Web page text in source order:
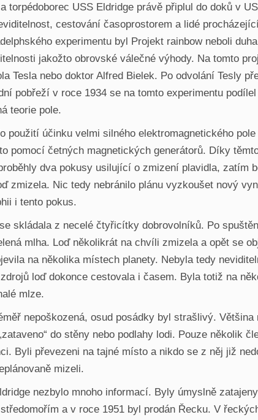
torpédoborec USS Eldridge právě připlul do doků v
cestování časoprostorem a lidé
experimentu byl Projekt rainbow neboli
jakožto obrovské válečné výhody. Na tomto
Tesla nebo doktor Alfred Bielek. Po odvolání Tesly
pobřeží v roce 1934 se na tomto experimentu
teorie pole.
použití účinku velmi silného elektromagnetického
pomocí četných magnetických generátorů. Díky
dva pokusy usilující o zmizení plavidla, zatím
zmizela. Nic tedy nebránilo plánu vyzkoušet nový
i tento pokus.
skládala z necelé čtyřicítky dobrovolníků. Po
mlha. Loď několikrát na chvíli zmizela a opět se
na několika místech planety. Nebyla tedy
loď dokonce cestovala i časem. Byla totiž na
mlze.
nepoškozená, osud posádky byl strašlivý.
do stěny nebo podlahy lodi. Pouze několik
Byli převezeni na tajné místo a nikdo se z něj již
mizeli.
nezbylo mnoho informací. Byly úmyslně
a v roce 1951 byl prodán Řecku. V